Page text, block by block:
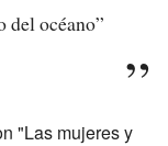
del océano”
"Las mujeres y